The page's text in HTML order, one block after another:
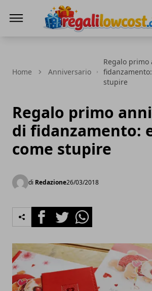
Home Anniversario
Regalo
stupire
Regalo primo
di fidanzamento:
come stupire
di Redazione26/03/2018
FacebookTwitterWhatsapp